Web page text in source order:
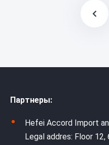
Партнеры:
Hefei Accord Import
Legal addres: Floor 12,